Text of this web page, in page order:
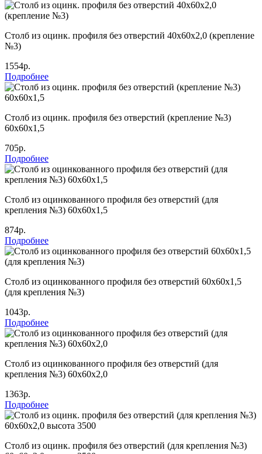
Столб из оцинк. профиля без отверстий 40х60х2,0 (крепление
№3)
1554р.
Подробнее
Столб из оцинк. профиля без отверстий (крепление №3)
60х60х1,5
705р.
Подробнее
Столб из оцинкованного профиля без отверстий (для
крепления №3) 60х60х1,5
874р.
Подробнее
Столб из оцинкованного профиля без отверстий 60х60х1,5
(для крепления №3)
1043р.
Подробнее
Столб из оцинкованного профиля без отверстий (для
крепления №3) 60х60х2,0
1363р.
Подробнее
Столб из оцинк. профиля без отверстий (для крепления №3)